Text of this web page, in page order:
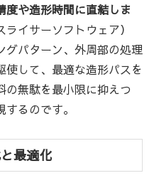
度や造形時間に直結しま
イサーソフトウェア）
グパターン、外周部の処理
使して、最適な造形パスを
の無駄を最小限に抑えつ
るのです。
最適化